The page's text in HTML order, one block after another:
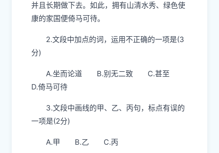
并且长期做下去。如此，拥有山清水秀、绿色使
康的家国便倚马可待。
2.文段中加点的词，运用不正确的一项是(3
分)
A.坐而论道 B.别无二致 C.甚至
D.倚马可待
3.文段中画线的甲、乙、丙句，标点有误的
一项是(2分)
A.甲 B.乙 C.丙